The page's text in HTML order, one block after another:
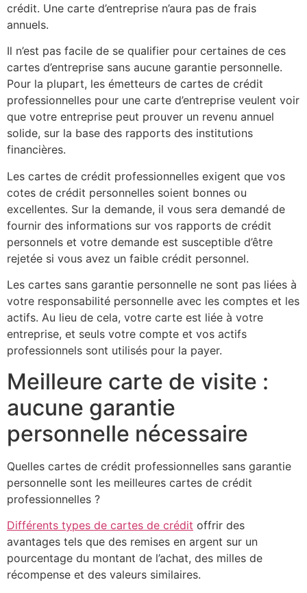
crédit. Une carte d’entreprise n’aura pas de frais
annuels.
Il n’est pas facile de se qualifier pour certaines de ces
cartes d’entreprise sans aucune garantie personnelle.
Pour la plupart, les émetteurs de cartes de crédit
professionnelles pour une carte d’entreprise veulent voir
que votre entreprise peut prouver un revenu annuel
solide, sur la base des rapports des institutions
financières.
Les cartes de crédit professionnelles exigent que vos
cotes de crédit personnelles soient bonnes ou
excellentes. Sur la demande, il vous sera demandé de
fournir des informations sur vos rapports de crédit
personnels et votre demande est susceptible d’être
rejetée si vous avez un faible crédit personnel.
Les cartes sans garantie personnelle ne sont pas liées à
votre responsabilité personnelle avec les comptes et les
actifs. Au lieu de cela, votre carte est liée à votre
entreprise, et seuls votre compte et vos actifs
professionnels sont utilisés pour la payer.
Meilleure carte de visite :
aucune garantie
personnelle nécessaire
Quelles cartes de crédit professionnelles sans garantie
personnelle sont les meilleures cartes de crédit
professionnelles ?
Différents types de cartes de crédit offrir des
avantages tels que des remises en argent sur un
pourcentage du montant de l’achat, des milles de
récompense et des valeurs similaires.